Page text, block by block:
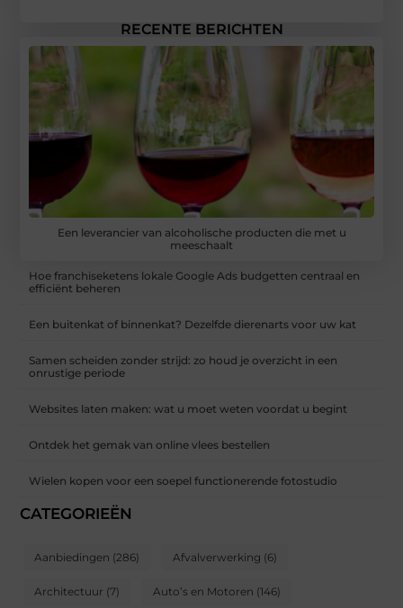
RECENTE BERICHTEN
Een leverancier van alcoholische producten die met u
meeschaalt
Hoe franchiseketens lokale Google Ads budgetten centraal en
efficiënt beheren
Een buitenkat of binnenkat? Dezelfde dierenarts voor uw kat
Samen scheiden zonder strijd: zo houd je overzicht in een
onrustige periode
Websites laten maken: wat u moet weten voordat u begint
Ontdek het gemak van online vlees bestellen
Wielen kopen voor een soepel functionerende fotostudio
CATEGORIEËN
Aanbiedingen (286) Afvalverwerking (6)
Architectuur (7) Auto’s en Motoren (146)